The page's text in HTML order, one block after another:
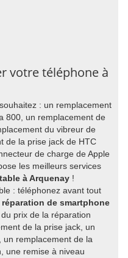
votre téléphone à
: un remplacement
800, un remplacement de
du vibreur de
de la prise jack de HTC
de charge de Apple
les meilleurs services
à Arquenay !
: téléphonez avant tout
réparation de smartphone
prix de la réparation
de la prise jack, un
un remplacement de la
une remise à niveau